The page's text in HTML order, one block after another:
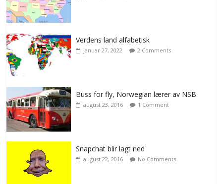
Verdens land alfabetisk
januar 27, 2022 2 Comments
Buss for fly, Norwegian lærer av NSB
august 23, 2016 1 Comment
Snapchat blir lagt ned
august 22, 2016 No Comments